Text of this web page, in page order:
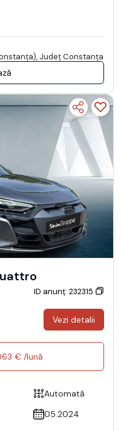
Județ Constanţa
ID anunț: 232315
Vezi detalii
€ /lună
Automată
05.2024